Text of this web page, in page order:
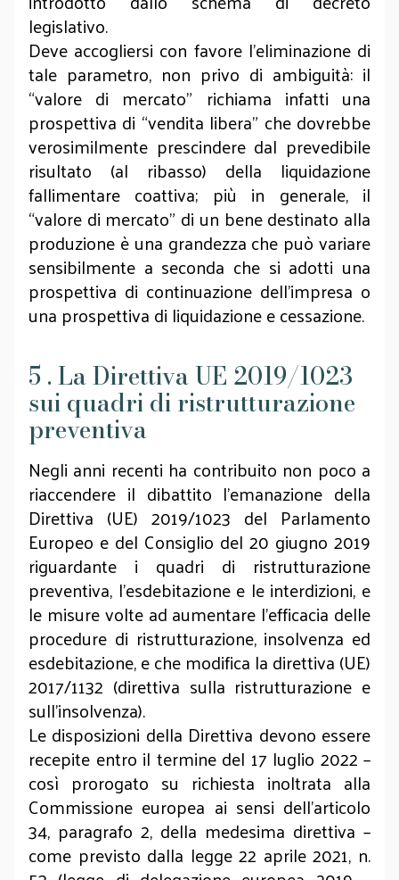
legislativo.
Deve accogliersi con favore l’eliminazione di
tale parametro, non privo di ambiguità: il
“valore di mercato” richiama infatti una
prospettiva di “vendita libera” che dovrebbe
verosimilmente prescindere dal prevedibile
risultato (al ribasso) della liquidazione
fallimentare coattiva; più in generale, il
“valore di mercato” di un bene destinato alla
produzione è una grandezza che può variare
sensibilmente a seconda che si adotti una
prospettiva di continuazione dell'impresa o
una prospettiva di liquidazione e cessazione.
5 . La Direttiva UE 2019/1023
sui quadri di ristrutturazione
preventiva
Negli anni recenti ha contribuito non poco a
riaccendere il dibattito l’emanazione della
Direttiva (UE) 2019/1023 del Parlamento
Europeo e del Consiglio del 20 giugno 2019
riguardante i quadri di ristrutturazione
preventiva, l'esdebitazione e le interdizioni, e
le misure volte ad aumentare l'efficacia delle
procedure di ristrutturazione, insolvenza ed
esdebitazione, e che modifica la direttiva (UE)
2017/1132 (direttiva sulla ristrutturazione e
sull'insolvenza).
Le disposizioni della Direttiva devono essere
recepite entro il termine del 17 luglio 2022 –
così prorogato su richiesta inoltrata alla
Commissione europea ai sensi dell’articolo
34, paragrafo 2, della medesima direttiva –
come previsto dalla legge 22 aprile 2021, n.